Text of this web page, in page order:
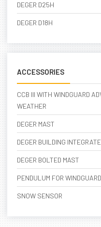
DEGER D25H
DEGER D18H
ACCESSORIES
CCB III WITH WINDGUARD
WEATHER
DEGER MAST
DEGER BUILDING
DEGER BOLTED MAST
PENDULUM FOR WINDGUARD
SNOW SENSOR